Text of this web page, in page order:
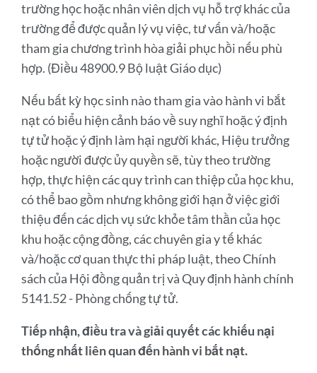
trường học hoặc nhân viên dịch vụ hỗ trợ khác của
trường để được quản lý vụ việc, tư vấn và/hoặc
tham gia chương trình hòa giải phục hồi nếu phù
hợp. (Điều 48900.9 Bộ luật Giáo dục)
Nếu bất kỳ học sinh nào tham gia vào hành vi bắt
nạt có biểu hiện cảnh báo về suy nghĩ hoặc ý định
tự tử hoặc ý định làm hại người khác, Hiệu trưởng
hoặc người được ủy quyền sẽ, tùy theo trường
hợp, thực hiện các quy trình can thiệp của học khu,
có thể bao gồm nhưng không giới hạn ở việc giới
thiệu đến các dịch vụ sức khỏe tâm thần của học
khu hoặc cộng đồng, các chuyên gia y tế khác
và/hoặc cơ quan thực thi pháp luật, theo Chính
sách của Hội đồng quản trị và Quy định hành chính
5141.52 - Phòng chống tự tử.
Tiếp nhận, điều tra và giải quyết các khiếu nại
thống nhất liên quan đến hành vi bắt nạt.